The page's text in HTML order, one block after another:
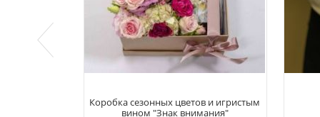
Коробка сезонных цветов и игристым
вином "Знак внимания"